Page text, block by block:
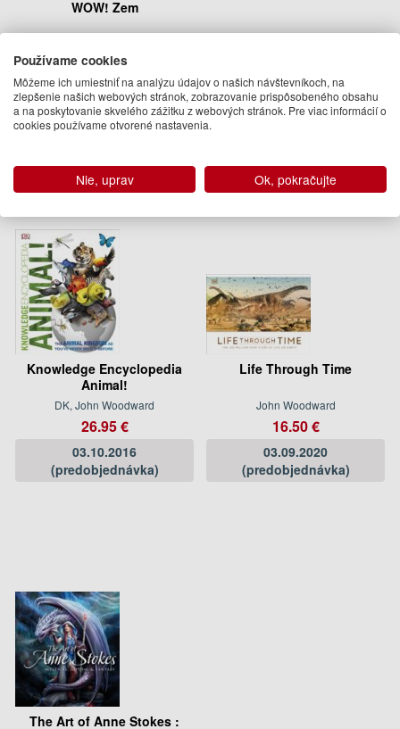
WOW! Zem
12.95 €
Vypredané
Knowledge Encyclopedia
Animal!
DK, John Woodward
26.95 €
03.10.2016
(predobjednávka)
Life Through Time
John Woodward
16.50 €
03.09.2020
(predobjednávka)
The Art of Anne Stokes :
Používame cookies
Môžeme ich umiestniť na analýzu údajov o našich návštevníkoch, na
zlepšenie našich webových stránok, zobrazovanie prispôsobeného obsahu
a na poskytovanie skvelého zážitku z webových stránok. Pre viac informácií o
cookies používame otvorené nastavenia.
Nie, uprav Ok, pokračujte